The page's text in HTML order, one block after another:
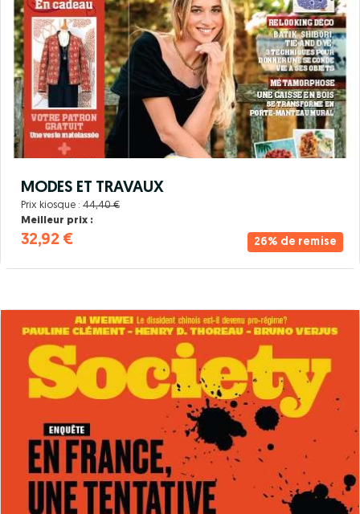
26% de remise
MODES ET TRAVAUX
Prix kiosque : 44,40 €
Meilleur prix :
32,92 €